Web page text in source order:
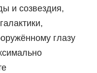
и созвездия,
глазу